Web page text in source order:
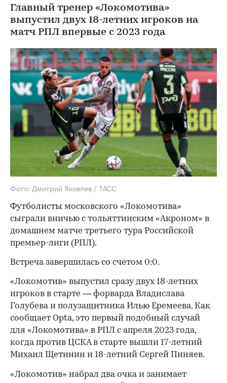
Главный тренер «Локомотива»
выпустил двух 18-летних игроков на
матч РПЛ впервые с 2023 года
Фото: Дмитрий Яковлев / ТАСС
Футболисты московского «Локомотива»
сыграли вничью с тольяттинским «Акроном» в
домашнем матче третьего тура Российской
премьер-лиги (РПЛ).
Встреча завершилась со счетом 0:0.
«Локомотив» выпустил сразу двух 18-летних
игроков в старте — форварда Владислава
Голубева и полузащитника Илью Еремеева. Как
сообщает Opta, это первый подобный случай
для «Локомотива» в РПЛ с апреля 2023 года,
когда против ЦСКА в старте вышли 17-летний
Михаил Щетинин и 18-летний Сергей Пиняев.
«Локомотив» набрал два очка и занимает